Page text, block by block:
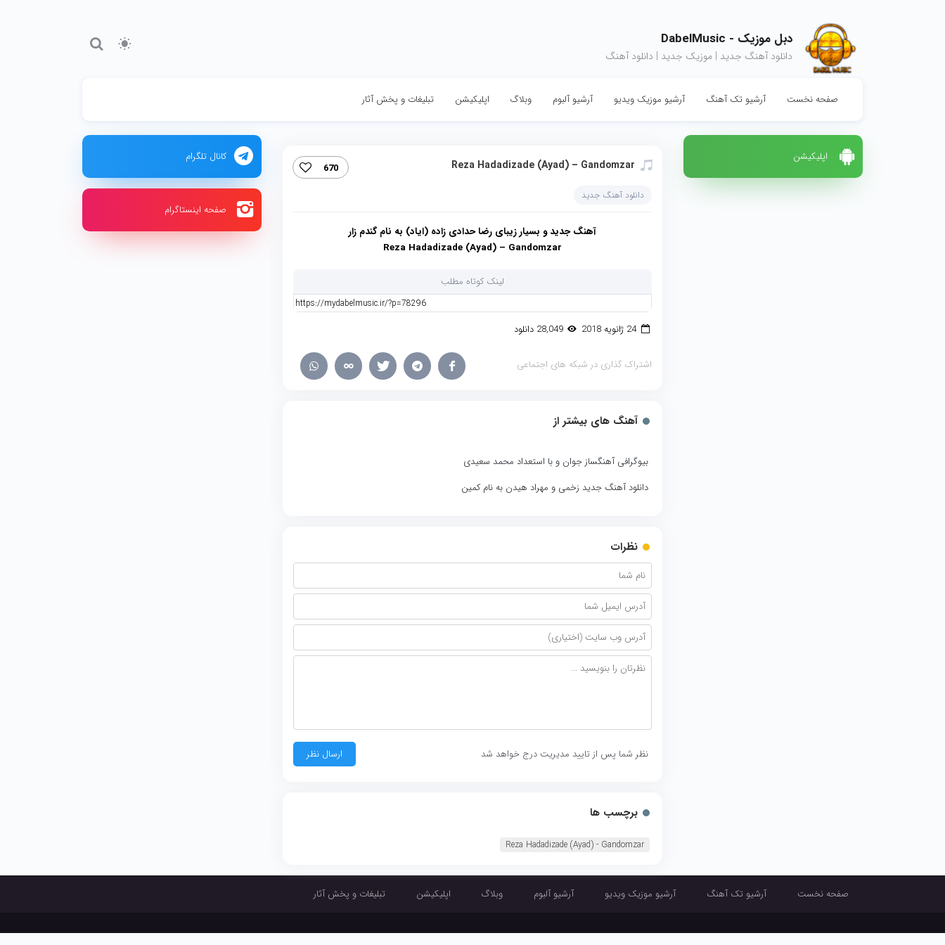
دبل موزیک - DabelMusic
دانلود آهنگ جدید | موزیک جدید | دانلود آهنگ
صفحه نخست آرشیو تک آهنگ آرشیو موزیک ویدیو آرشیو آلبوم وبلاگ اپلیکیشن تبلیغات و پخش آثار
اپلیکیشن
Reza Hadadizade (Ayad) – Gandomzar
670
دانلود آهنگ جدید
آهنگ جدید و بسیار زیبای رضا حدادی زاده (ایاد) به نام گندم زار
Reza Hadadizade (Ayad) – Gandomzar
لینک کوتاه مطلب
24 ژانویه 2018 28,049 دانلود
اشتراک گذاری در شبکه های اجتماعی
آهنگ های بیشتر از
بیوگرافی آهنگساز جوان و با استعداد محمد سعیدی
دانلود آهنگ جدید زخمی و مهراد هیدن به نام کمین
نظرات
نظر شما پس از تایید مدیریت درج خواهد شد
برچسب ها
Reza Hadadizade (Ayad) - Gandomzar
کانال تلگرام
صفحه اینستاگرام
صفحه نخست آرشیو تک آهنگ آرشیو موزیک ویدیو آرشیو آلبوم وبلاگ اپلیکیشن تبلیغات و پخش آثار